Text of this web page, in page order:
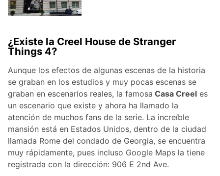
¿Existe la Creel House de Stranger
Things 4?
Aunque los efectos de algunas escenas de la historia
se graban en los estudios y muy pocas escenas se
graban en escenarios reales, la famosa Casa Creel es
un escenario que existe y ahora ha llamado la
atención de muchos fans de la serie. La increíble
mansión está en Estados Unidos, dentro de la ciudad
llamada Rome del condado de Georgia, se encuentra
muy rápidamente, pues incluso Google Maps la tiene
registrada con la dirección: 906 E 2nd Ave.